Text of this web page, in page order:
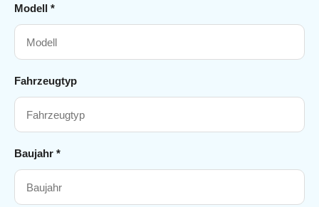
Modell *
Fahrzeugtyp
Baujahr *